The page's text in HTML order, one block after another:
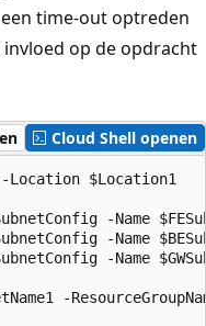
time-out optreden
op de opdracht
Cloud Shell openen
-Location $Location1
-Name
-Name
-Name
-